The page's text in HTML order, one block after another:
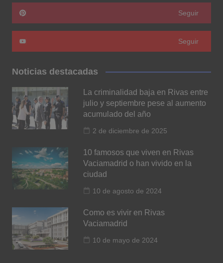
Seguir
Seguir
Noticias destacadas
La criminalidad baja en Rivas entre
julio y septiembre pese al aumento
acumulado del año
2 de diciembre de 2025
10 famosos que viven en Rivas
Vaciamadrid o han vivido en la
ciudad
10 de agosto de 2024
Como es vivir en Rivas
Vaciamadrid
10 de mayo de 2024